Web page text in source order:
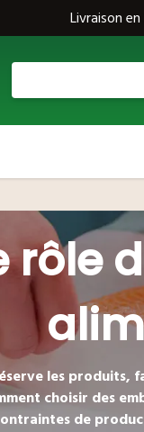
Livraison
rôle
les produits,
choisir des
de